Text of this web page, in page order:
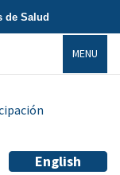
de Salud
MENU
English